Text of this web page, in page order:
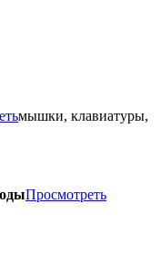
мышки, клавиатуры,
Просмотреть